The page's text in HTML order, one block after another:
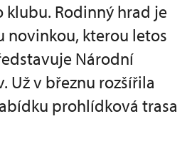
klubu. Rodinný hrad je
novinkou, kterou letos
Národní
Už v březnu rozšířila
prohlídková trasa